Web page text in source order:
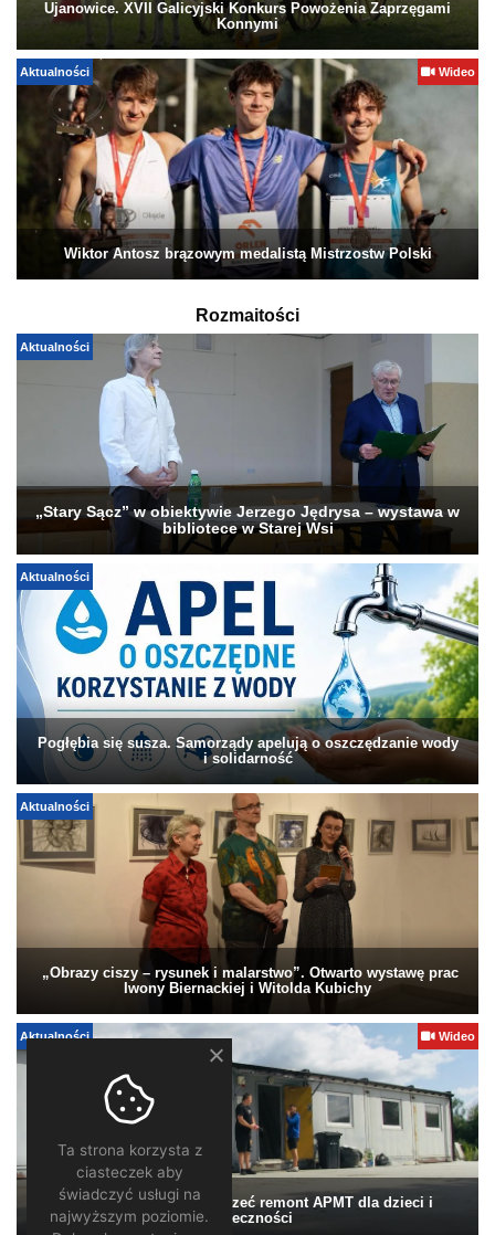
Ujanowice. XVII Galicyjski Konkurs Powożenia Zaprzęgami
Konnymi
Aktualności Wideo
Wiktor Antosz brązowym medalistą Mistrzostw Polski
Rozmaitości
Aktualności
„Stary Sącz” w obiektywie Jerzego Jędrysa – wystawa w
bibliotece w Starej Wsi
Aktualności
Pogłębia się susza. Samorządy apelują o oszczędzanie wody
i solidarność
Aktualności
„Obrazy ciszy – rysunek i malarstwo”. Otwarto wystawę prac
Iwony Biernackiej i Witolda Kubichy
Aktualności Wideo
Pomagamy. Warto wesprzeć remont APMT dla dzieci i
społeczności
Ta strona korzysta z
ciasteczek aby
świadczyć usługi na
najwyższym poziomie.